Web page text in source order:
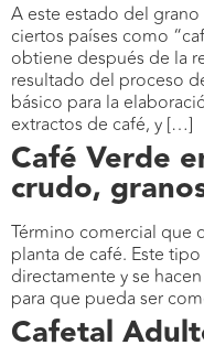
A este estado del
ciertos países como
obtiene después de la
resultado del proceso
básico para la
extractos de café, y […]
Café Verde
crudo,
Término comercial que
planta de café. Este
directamente y se
para que pueda ser
Cafetal